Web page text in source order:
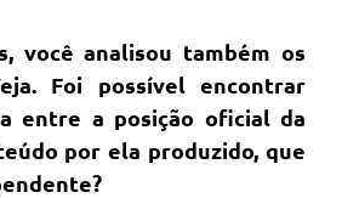
você analisou também os
Foi possível encontrar
entre a posição oficial da
por ela produzido, que